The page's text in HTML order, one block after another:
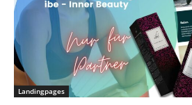
Landingpages